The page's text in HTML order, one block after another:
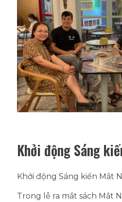
Khởi động Sáng
Khởi động Sáng kiến Mắt
Trong lễ ra mắt sách Mắt